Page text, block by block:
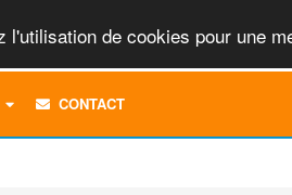
de cookies pour une
TOGGLECONTACT